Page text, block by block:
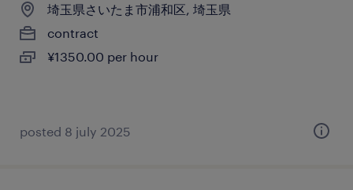
埼玉県さいたま市浦和区, 埼玉県
contract
¥1350.00 per hour
posted 8 july 2025